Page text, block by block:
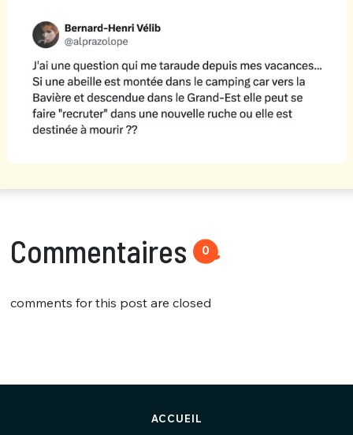
Commentaires 0
comments for this post are closed
ACCUEIL